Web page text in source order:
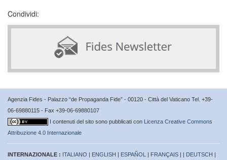
Condividi:
Agenzia Fides - Palazzo “de Propaganda Fide” - 00120 - Città del Vaticano Tel. +39-
06-69880115 - Fax +39-06-69880107
I contenuti del sito sono pubblicati con Licenza Creative Commons
Attribuzione 4.0 Internazionale
INTERNAZIONALE : ITALIANO | ENGLISH | ESPAÑOL | FRANÇAIS | | DEUTSCH |